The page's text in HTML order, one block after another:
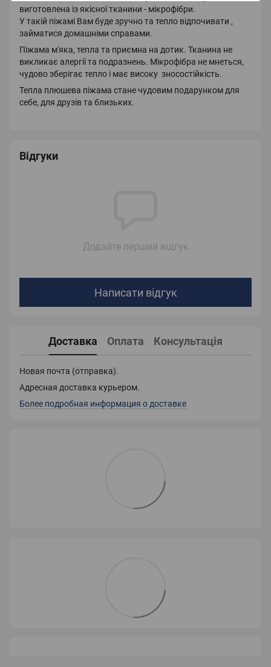
виготовлена із якісної тканини - мікрофібри.
У такій піжамі Вам буде зручно та тепло відпочивати ,
займатися домашніми справами.
Піжама м'яка, тепла та приємна на дотик. Тканина не
викликає алергії та подразнень. Мікрофібра не мнеться,
чудово зберігає тепло і має високу зносостійкість.
Тепла плюшева піжама стане чудовим подарунком для
себе, для друзів та близьких.
Відгуки
Додайте перший відгук
Написати відгук
Доставка Оплата Консультація
Новая почта (отправка).
Адресная доставка курьером.
Более подробная информация о доставке